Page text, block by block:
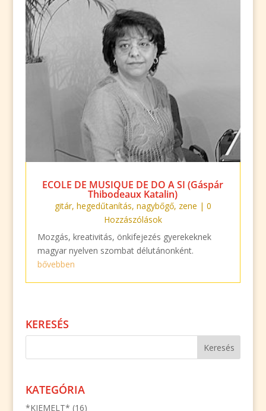
ECOLE DE MUSIQUE DE DO A SI (Gáspár
Thibodeaux Katalin)
gitár, hegedűtanítás, nagybőgő, zene | 0
Hozzászólások
Mozgás, kreativitás, önkifejezés gyerekeknek
magyar nyelven szombat délutánonként.
bővebben
KERESÉS
KATEGÓRIA
*KIEMELT* (16)